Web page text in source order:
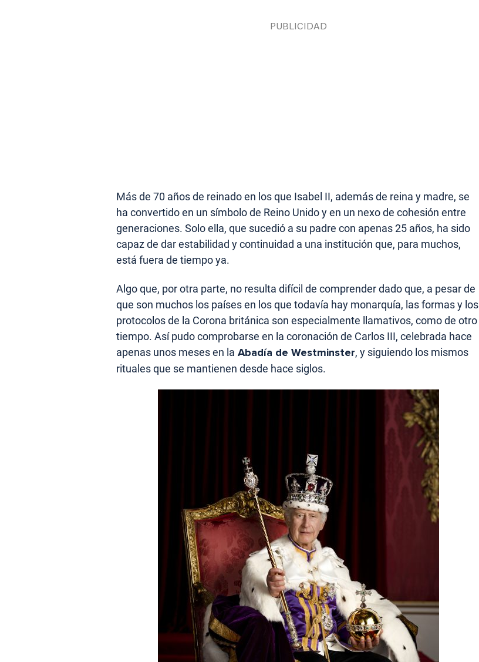
Más de 70 años de reinado en los que Isabel II, además de reina y madre, se
ha convertido en un símbolo de Reino Unido y en un nexo de cohesión entre
generaciones. Solo ella, que sucedió a su padre con apenas 25 años, ha sido
capaz de dar estabilidad y continuidad a una institución que, para muchos,
está fuera de tiempo ya.
Algo que, por otra parte, no resulta difícil de comprender dado que, a pesar de
que son muchos los países en los que todavía hay monarquía, las formas y los
protocolos de la Corona británica son especialmente llamativos, como de otro
tiempo. Así pudo comprobarse en la coronación de Carlos III, celebrada hace
apenas unos meses en la Abadía de Westminster, y siguiendo los mismos
rituales que se mantienen desde hace siglos.